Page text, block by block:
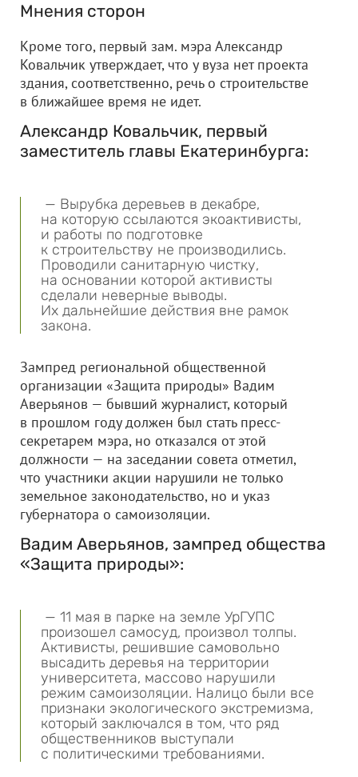
Мнения сторон
Кроме того, первый зам. мэра Александр
Ковальчик утверждает, что у вуза нет проекта
здания, соответственно, речь о строительстве
в ближайшее время не идет.
Александр Ковальчик, первый
заместитель главы Екатеринбурга:
— Вырубка деревьев в декабре,
на которую ссылаются экоактивисты,
и работы по подготовке
к строительству не производились.
Проводили санитарную чистку,
на основании которой активисты
сделали неверные выводы.
Их дальнейшие действия вне рамок
закона.
Зампред региональной общественной
организации «Защита природы» Вадим
Аверьянов — бывший журналист, который
в прошлом году должен был стать пресс-
секретарем мэра, но отказался от этой
должности — на заседании совета отметил,
что участники акции нарушили не только
земельное законодательство, но и указ
губернатора о самоизоляции.
Вадим Аверьянов, зампред общества
«Защита природы»:
— 11 мая в парке на земле УрГУПС
произошел самосуд, произвол толпы.
Активисты, решившие самовольно
высадить деревья на территории
университета, массово нарушили
режим самоизоляции. Налицо были все
признаки экологического экстремизма,
который заключался в том, что ряд
общественников выступали
с политическими требованиями.